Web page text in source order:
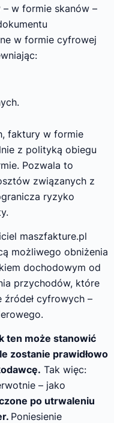
w formie skanów –
w formie cyfrowej
faktury w formie
z polityką obiegu
Pozwala to
związanych z
ryzyko
maszfakture.pl
możliwego obniżenia
dochodowym od
przychodów, które
źródeł cyfrowych –
ten może stanowić
zostanie prawidłowo
Tak więc:
– jako
po utrwaleniu
Poniesienie